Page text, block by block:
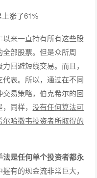
涨了61%
来一直持有所有这些股
部股票。但是众所周
回避短线交易。而且，
表。所以，通过在不同
易策略，伯克希尔的回
，同样，没有任何算法可
哈撒韦投资者所取得的
是任何单个投资者都永
有的现金流非常巨大，